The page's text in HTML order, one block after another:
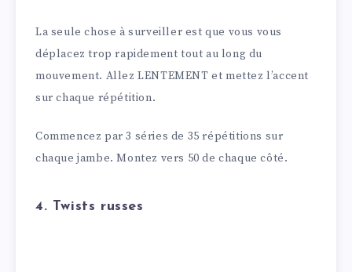
La seule chose à surveiller est que vous vous
déplacez trop rapidement tout au long du
mouvement. Allez LENTEMENT et mettez l’accent
sur chaque répétition.
Commencez par 3 séries de 35 répétitions sur
chaque jambe. Montez vers 50 de chaque côté.
4. Twists russes